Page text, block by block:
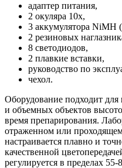
адаптер питания,
2 окуляра 10х,
3 аккумулятора NiMH
2 резиновых
8 светодиодов,
2 плавкие вставки,
руководство по
чехол.
Оборудование подходит
и объемных объектов
время препарирования.
отраженном или
настраивается плавно и
качественной
регулируется в пределах